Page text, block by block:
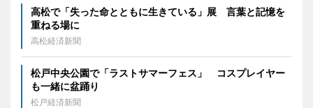
高松で「失った命とともに生きている」展 言葉と記憶を
重ねる場に
高松経済新聞
松戸中央公園で「ラストサマーフェス」 コスプレイヤー
も一緒に盆踊り
松戸経済新聞